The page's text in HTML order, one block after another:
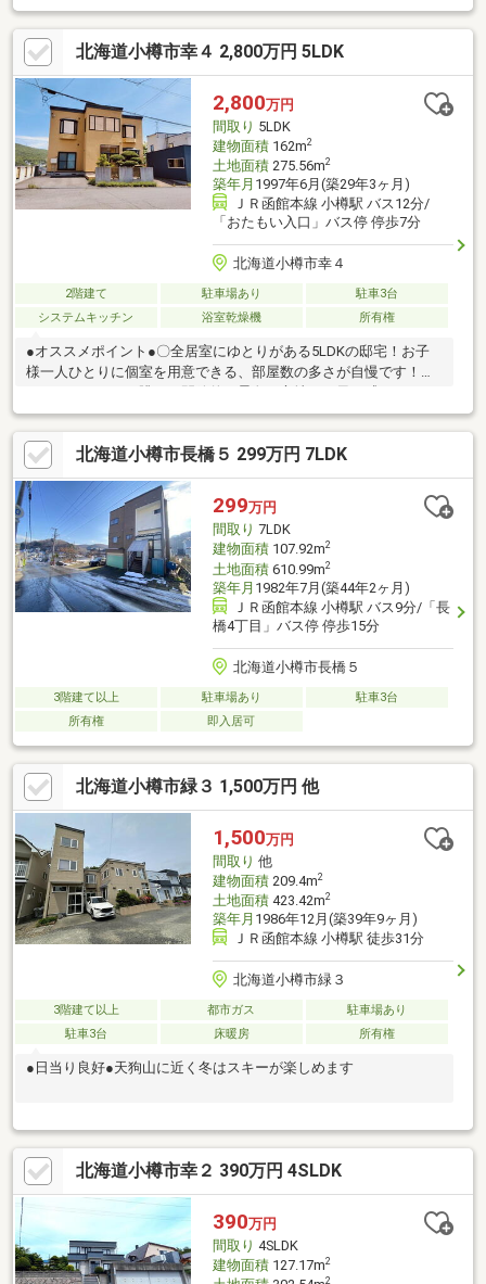
みに合わせて家庭菜園やガーデニング等も楽しめる広さです！■
高い立地ならではの眺望海からは近くはないものの、小樽でも高
い位置に立地している為オーシャンビューも楽しめます。■安心
の前面道路幅前面道路はゆとりがある為お車の出し入れもスムー
ズ。運転が苦手な方でも安心です。現在居住中ですが日程調整の
上、おうちの状態など現地で確認することも可能となっています
のでお気軽にお問い合わせください！
北海道小樽市幸４ 2,800万円 5LDK
2,800万円
間取り 5LDK
建物面積162m2
土地面積275.56m2
築年月 1997年6月(築29年3ヶ月)
ＪＲ函館本線 小樽駅 バス12分/
「おたもい入口」バス停 停歩7分
北海道小樽市幸４
2階建て 駐車場あり
駐車3台
システムキッチン
浴室乾燥機 所有権
●オススメポイント●〇全居室にゆとりがある5LDKの邸宅！お子
様一人ひとりに個室を用意できる、部屋数の多さが自慢です！〇
ら、深呼吸したくなる場所♪〇お料理が捗る大容量のキッチン収
納！大きな鍋や調理家電もスッキリ収まり、作業も楽々です！〇
足を伸ばしてリラックスできる広々バスルーム！お子様との入浴
もゆったり楽しめるサイズです！〇275㎡超の広々とした敷地！
お庭でのガーデニングや、お子様の外遊びも思い切り楽しめます♪
〇玄関や廊下に充実の収納スペース！家族全員の靴や掃除道具も
見せずに綺麗に片付きます！お気軽にお問合せくださいませ♪
北海道小樽市長橋５ 299万円 7LDK
299万円
間取り 7LDK
建物面積107.92m2
土地面積610.99m2
築年月 1982年7月(築44年2ヶ月)
ＪＲ函館本線 小樽駅 バス9分/「長
橋4丁目」バス停 停歩15分
北海道小樽市長橋５
3階建て以上 駐車場あり
駐車3台
所有権
即入居可
北海道小樽市緑３ 1,500万円 他
1,500万円
間取り 他
建物面積209.4m2
土地面積423.42m2
築年月 1986年12月(築39年9ヶ月)
ＪＲ函館本線 小樽駅 徒歩31分
北海道小樽市緑３
3階建て以上 都市ガス
駐車場あり
駐車3台
床暖房 所有権
●日当り良好●天狗山に近く冬はスキーが楽しめます
北海道小樽市幸２ 390万円 4SLDK
390万円
間取り 4SLDK
建物面積127.17m2
2